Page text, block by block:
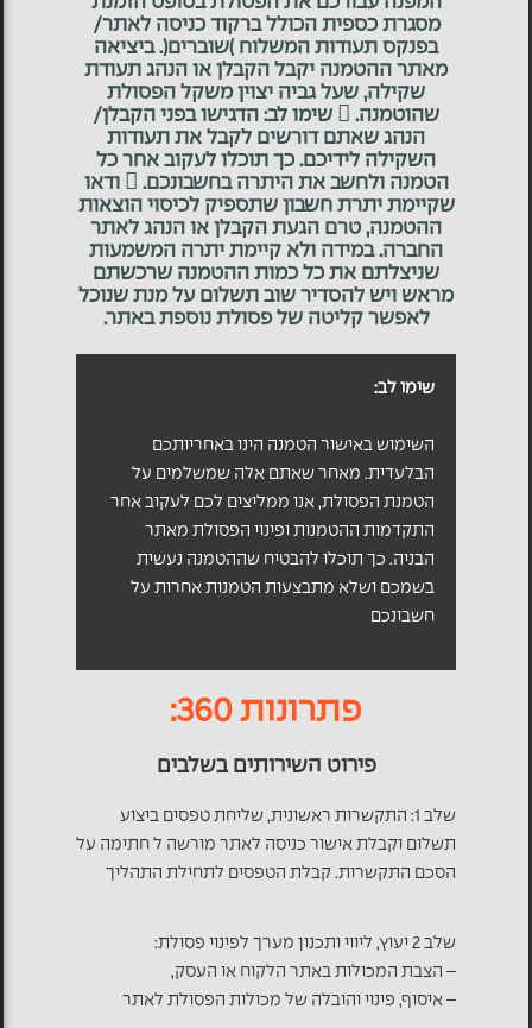
מסגרת כספית הכולל ברקוד כניסה לאתר/
בפנקס תעודות המשלוח )שוברים(. ביציאה
מאתר ההטמנה יקבל הקבלן או הנהג תעודת
שקילה, שעל גביה יצוין משקל הפסולת
שהוטמנה.  שימו לב: הדגישו בפני הקבלן/
הנהג שאתם דורשים לקבל את תעודות
השקילה לידיכם. כך תוכלו לעקוב אחר כל
הטמנה ולחשב את היתרה בחשבונכם.  ודאו
שקיימת יתרת חשבון שתספיק לכיסוי הוצאות
ההטמנה, טרם הגעת הקבלן או הנהג לאתר
החברה. במידה ולא קיימת יתרה המשמעות
שניצלתם את כל כמות ההטמנה שרכשתם
מראש ויש להסדיר שוב תשלום על מנת שנוכל
לאפשר קליטה של פסולת נוספת באתר.
שימו לב:
השימוש באישור הטמנה הינו באחריותכם
הבלעדית. מאחר שאתם אלה שמשלמים על
הטמנת הפסולת, אנו ממליצים לכם לעקוב אחר
התקדמות ההטמנות ופינוי הפסולת מאתר
הבניה. כך תוכלו להבטיח שההטמנה נעשית
בשמכם ושלא מתבצעות הטמנות אחרות על
חשבונכם
פתרונות 360:
פירוט השירותים בשלבים
שלב 1: התקשרות ראשונית, שליחת טפסים ביצוע
תשלום וקבלת אישור כניסה לאתר מורשה ל חתימה על
הסכם התקשרות. קבלת הטפסים לתחילת התהליך
שלב 2 יעוץ, ליווי ותכנון מערך לפינוי פסולת:
– הצבת המכולות באתר הלקוח או העסק,
– איסוף, פינוי והובלה של מכולות הפסולת לאתר